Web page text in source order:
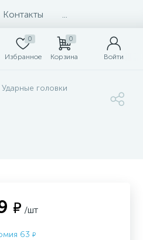
Контакты
0
Избранное
0
Корзина Войти
Ударные головки
₽ /шт
63 ₽